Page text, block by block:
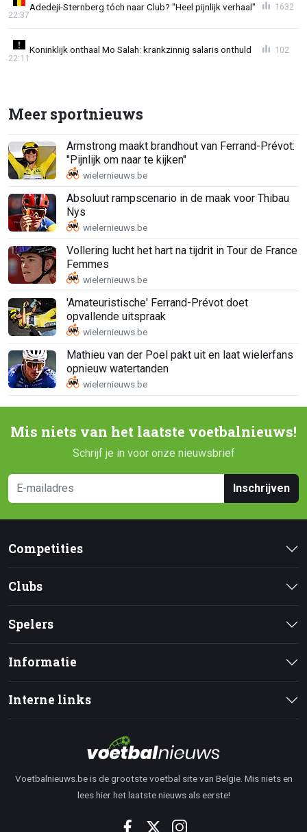
Adedeji-Sternberg tóch naar Club? "Heel pijnlijk verhaal"
22:37
1632
Koninklijk onthaal Mo Salah: krankzinnig salaris onthuld
22:11
102
Meer sportnieuws
Armstrong maakt brandhout van Ferrand-Prévot:
"Pijnlijk om naar te kijken"
Absoluut rampscenario in de maak voor Thibau
Nys
Vollering lucht het hart na tijdrit in Tour de France
Femmes
'Amateuristische' Ferrand-Prévot doet
opvallende uitspraak
Mathieu van der Poel pakt uit en laat wielerfans
opnieuw watertanden
Mis niets van het laatste voetbalnieuws!
Schrijf je in voor onze nieuwsbrief
Inschrijven
Competities
Clubs
Spelers
Informatie
Interne links
Voetbalnieuws.be is de grootste voetbal site van Belgie. Mis niets en
lees hier het laatste nieuws als eerste!